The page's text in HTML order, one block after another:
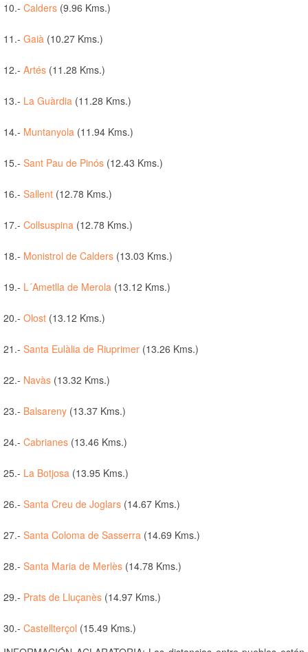
10.- Calders (9.96 Kms.)
11.- Gaià (10.27 Kms.)
12.- Artés (11.28 Kms.)
13.- La Guàrdia (11.28 Kms.)
14.- Muntanyola (11.94 Kms.)
15.- Sant Pau de Pinós (12.43 Kms.)
16.- Sallent (12.78 Kms.)
17.- Collsuspina (12.78 Kms.)
18.- Monistrol de Calders (13.03 Kms.)
19.- L´Ametlla de Merola (13.12 Kms.)
20.- Olost (13.12 Kms.)
21.- Santa Eulàlia de Riuprimer (13.26 Kms.)
22.- Navàs (13.32 Kms.)
23.- Balsareny (13.37 Kms.)
24.- Cabrianes (13.46 Kms.)
25.- La Botjosa (13.95 Kms.)
26.- Santa Creu de Joglars (14.67 Kms.)
27.- Santa Coloma de Sasserra (14.69 Kms.)
28.- Santa Maria de Merlès (14.78 Kms.)
29.- Prats de Lluçanès (14.97 Kms.)
30.- Castellterçol (15.49 Kms.)